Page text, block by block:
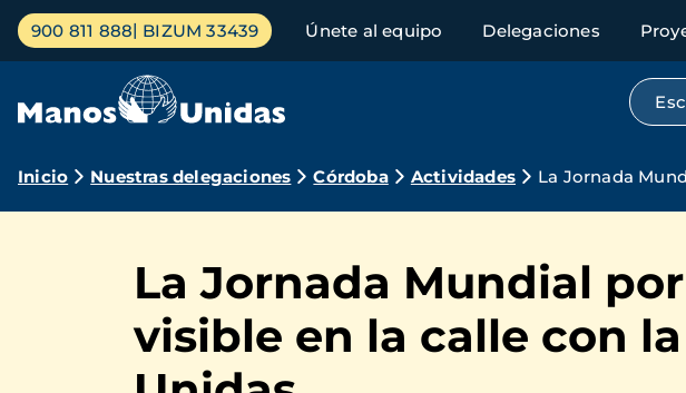
Pasar
contenido
Menú
principal
900 811 888 BIZUM 33439 Únete al equipo Delegaciones
Ruta
navegación
Inicio Nuestras delegaciones Córdoba Actividades La Jornada
La Jornada Mundial
visible en la calle con